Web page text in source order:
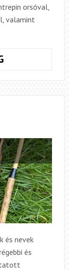
orsóval,
valamint
és nevek
és